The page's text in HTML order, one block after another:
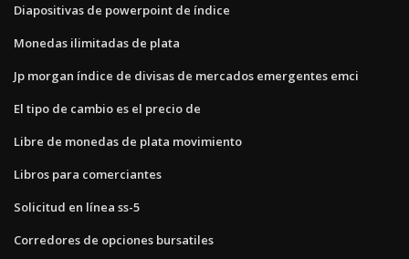
Diapositivas de powerpoint de índice
Monedas ilimitadas de plata
Jp morgan índice de divisas de mercados emergentes emci
El tipo de cambio es el precio de
Libre de monedas de plata movimiento
Libros para comerciantes
Solicitud en línea ss-5
Corredores de opciones bursatiles